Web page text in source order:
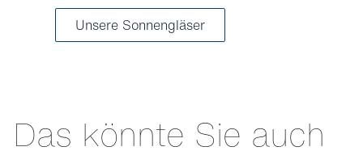
Unsere Sonnengläser
Das könnte Sie auch